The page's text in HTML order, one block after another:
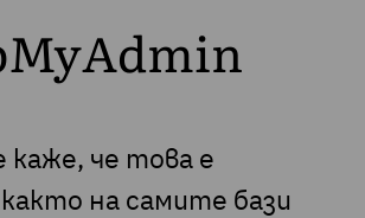
каже, че това е
на самите бази